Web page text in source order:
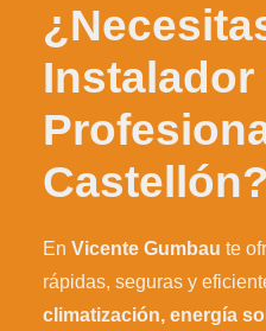
Instalador
Castellón?
En Vicente Gumbau te
rápidas, seguras y
climatización, energía